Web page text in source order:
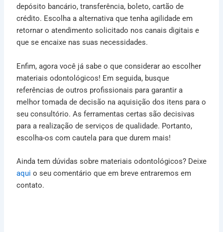
depósito bancário, transferência, boleto, cartão de
crédito. Escolha a alternativa que tenha agilidade em
retornar o atendimento solicitado nos canais digitais e
que se encaixe nas suas necessidades.
Enfim, agora você já sabe o que considerar ao escolher
materiais odontológicos! Em seguida, busque
referências de outros profissionais para garantir a
melhor tomada de decisão na aquisição dos itens para o
seu consultório. As ferramentas certas são decisivas
para a realização de serviços de qualidade. Portanto,
escolha-os com cautela para que durem mais!
Ainda tem dúvidas sobre materiais odontológicos? Deixe
aqui o seu comentário que em breve entraremos em
contato.